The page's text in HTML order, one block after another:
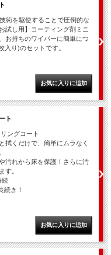
術を駆使することで圧倒的な
試し用】コーティング剤ミニ
お持ちのワイパーに簡単につ
入り)のセットです。
ト
ングコート
拭くだけで、簡単にムラなく
汚れから床を保護！さらに汚
す。
続
続き！